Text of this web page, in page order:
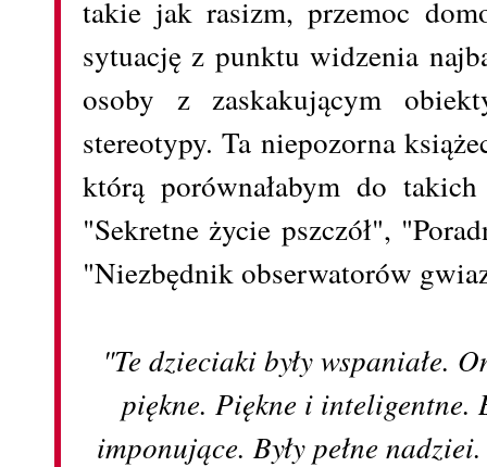
takie jak rasizm, przemoc
sytuację z punktu widzenia
osoby z zaskakującym
stereotypy. Ta niepozorna
którą porównałabym do
"Sekretne życie pszczół",
"Niezbędnik obserwatorów
"Te dzieciaki były wspaniałe.
piękne. Piękne i inteligentne.
imponujące. Były pełne